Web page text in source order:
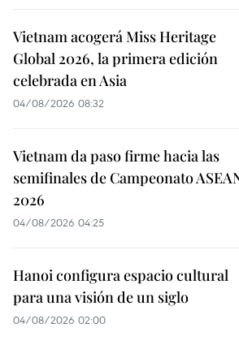
Vietnam acogerá Miss Heritage
Global 2026, la primera edición
celebrada en Asia
04/08/2026 08:32
Vietnam da paso firme hacia las
semifinales de Campeonato
2026
04/08/2026 04:25
Hanoi configura espacio cultural
para una visión de un siglo
04/08/2026 02:00